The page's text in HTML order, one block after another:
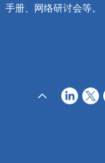
册、网络研讨会等。